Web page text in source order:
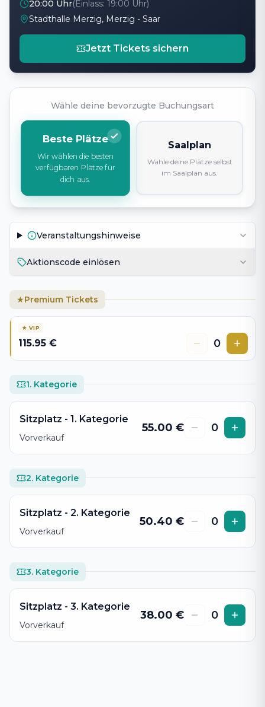
20:00 Uhr(Einlass: 19:00 Uhr)
Stadthalle Merzig, Merzig - Saar
Jetzt Tickets sichern
Wähle deine bevorzugte Buchungsart
Beste Plätze
Wir wählen die besten
verfügbaren Plätze für
dich aus.
Saalplan
Wähle deine Plätze selbst
im Saalplan aus.
Veranstaltungshinweise
Aktionscode einlösen
★Premium Tickets
★ VIP
115.95 € 0
1. Kategorie
Sitzplatz - 1. Kategorie
Vorverkauf
55.00 € 0
2. Kategorie
Sitzplatz - 2. Kategorie
Vorverkauf
50.40 € 0
3. Kategorie
Sitzplatz - 3. Kategorie
Vorverkauf
38.00 € 0